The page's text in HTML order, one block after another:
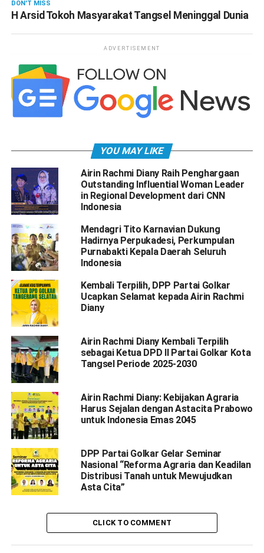
DON'T MISS
H Arsid Tokoh Masyarakat Tangsel Meninggal Dunia
ADVERTISEMENT
YOU MAY LIKE
Airin Rachmi Diany Raih Penghargaan
Outstanding Influential Woman Leader
in Regional Development dari CNN
Indonesia
Mendagri Tito Karnavian Dukung
Hadirnya Perpukadesi, Perkumpulan
Purnabakti Kepala Daerah Seluruh
Indonesia
Kembali Terpilih, DPP Partai Golkar
Ucapkan Selamat kepada Airin Rachmi
Diany
Airin Rachmi Diany Kembali Terpilih
sebagai Ketua DPD II Partai Golkar Kota
Tangsel Periode 2025-2030
Airin Rachmi Diany: Kebijakan Agraria
Harus Sejalan dengan Astacita Prabowo
untuk Indonesia Emas 2045
DPP Partai Golkar Gelar Seminar
Nasional “Reforma Agraria dan Keadilan
Distribusi Tanah untuk Mewujudkan
Asta Cita”
CLICK TO COMMENT